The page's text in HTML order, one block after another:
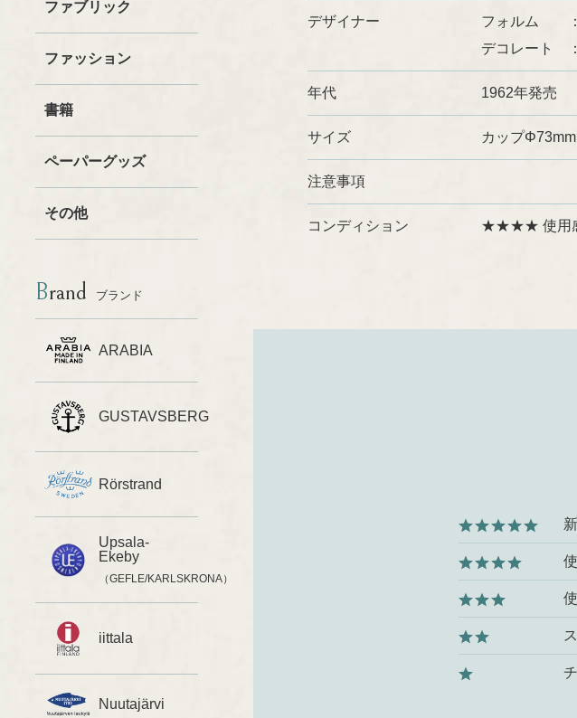
ファブリック
ファッション
書籍
ペーパーグッズ
その他
Brand ブランド
ARABIA
GUSTAVSBERG
Rörstrand
Upsala-
Ekeby
（GEFLE/KARLSKRONA）
iittala
Nuutajärvi
デザイナー
フォルム
デコレート
年代 1962年発売
サイズ カップ
注意事項
コンディション ★★★★ 使用感